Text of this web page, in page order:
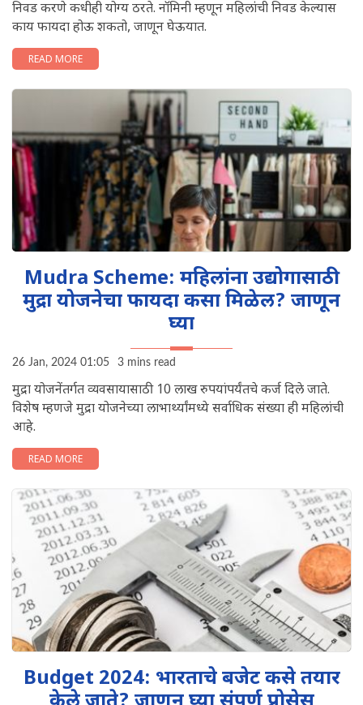
निवड करणे कधीही योग्य ठरते. नॉमिनी म्हणून महिलांंची निवड केल्यास
काय फायदा होऊ शकतो, जाणून घेऊयात.
READ MORE
Mudra Scheme: महिलांना उद्योगासाठी
मुद्रा योजनेचा फायदा कसा मिळेल? जाणून
घ्या
26 Jan, 2024 01:05 3 mins read
मुद्रा योजनेंतर्गत व्यवसायासाठी 10 लाख रुपयांपर्यंतचे कर्ज दिले जाते.
विशेष म्हणजे मुद्रा योजनेच्या लाभार्थ्यांमध्ये सर्वाधिक संख्या ही महिलांची
आहे.
READ MORE
Budget 2024: भारताचे बजेट कसे तयार